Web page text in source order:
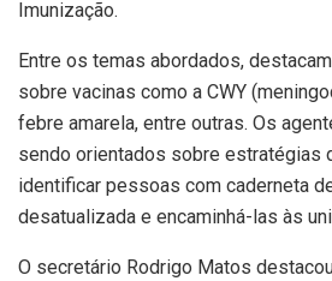
Imunização.
Entre os temas abordados,
sobre vacinas como a CWY
febre amarela, entre outras. Os
sendo orientados sobre estratégias
identificar pessoas com caderneta
desatualizada e encaminhá-las às
O secretário Rodrigo Matos